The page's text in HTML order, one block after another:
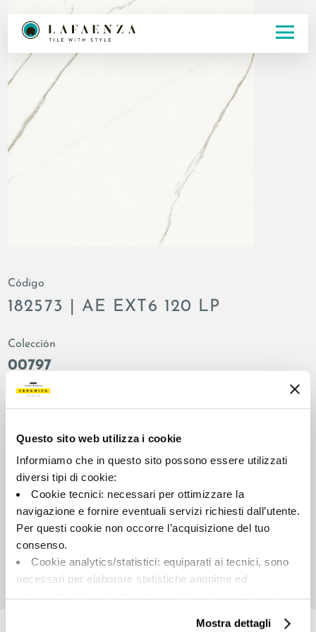
Questo sito web utilizza i cookie
Informiamo che in questo sito possono essere utilizzati
diversi tipi di cookie:
Cookie tecnici: necessari per ottimizzare la
navigazione e fornire eventuali servizi richiesti dall’utente.
Per questi cookie non occorre l’acquisizione del tuo
consenso.
Cookie analytics/statistici: equiparati ai tecnici, sono
necessari per elaborare statistiche anonime ed
Cookie di profilazione/marketing: sono utilizzati, solo
Mostra dettagli
Código
182573 | AE EXT6 120 LP
Colección
00797
Color:
Blanco
Fondo
Formato:
120.0x120.0
esmerillado
brillante
Destonalización:
Unidad de medida:
MQ